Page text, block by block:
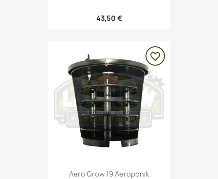
43,50 €
Aero Grow 19 Aeroponik
favorite_border